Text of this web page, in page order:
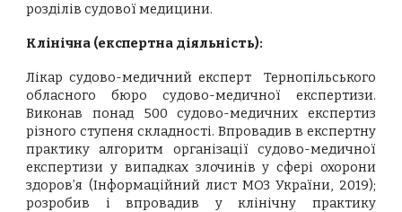
розділів судової медицини.
Клінічна (експертна діяльність):
Лікар судово-медичний експерт Тернопільського
обласного бюро судово-медичної експертизи.
Виконав понад 500 судово-медичних експертиз
різного ступеня складності. Впровадив в експертну
практику алгоритм організації судово-медичної
експертизи у випадках злочинів у сфері охорони
здоров’я (Інформаційний лист МОЗ України, 2019);
розробив і впровадив у клінічну практику